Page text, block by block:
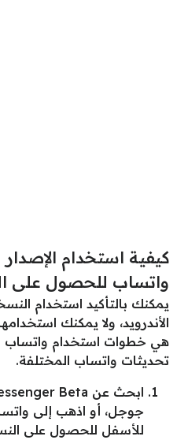
كيفية استخدام
واتساب للحصول على
يمكنك بالتأكيد استخدام
الأندرويد، ولا يمكنك
هي خطوات استخدام واتساب
تحديثات واتساب المختلفة.
جوجل، أو اذهب إلى
للأسفل للحصول على